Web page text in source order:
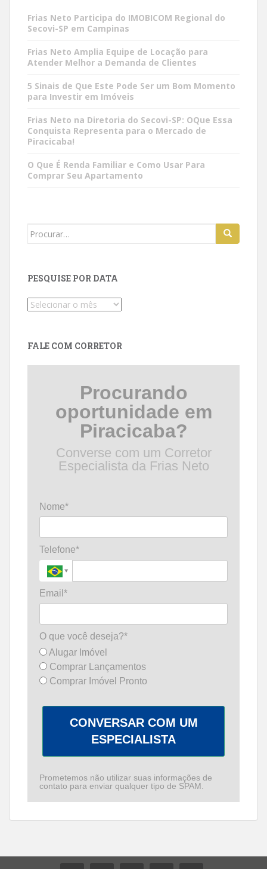
Frias Neto Participa do IMOBICOM Regional do
Secovi-SP em Campinas
Frias Neto Amplia Equipe de Locação para
Atender Melhor a Demanda de Clientes
5 Sinais de Que Este Pode Ser um Bom Momento
para Investir em Imóveis
Frias Neto na Diretoria do Secovi-SP: OQue Essa
Conquista Representa para o Mercado de
Piracicaba!
O Que É Renda Familiar e Como Usar Para
Comprar Seu Apartamento
Search
PESQUISE POR DATA
Pesquise
FALE COM CORRETOR
Procurando
oportunidade em
Piracicaba?
Converse com um Corretor
Especialista da Frias Neto
Nome*
Telefone*
Email*
O que você deseja?*
Alugar Imóvel
Comprar Lançamentos
Comprar Imóvel Pronto
CONVERSAR COM UM
ESPECIALISTA
Prometemos não utilizar suas informações de
contato para enviar qualquer tipo de SPAM.